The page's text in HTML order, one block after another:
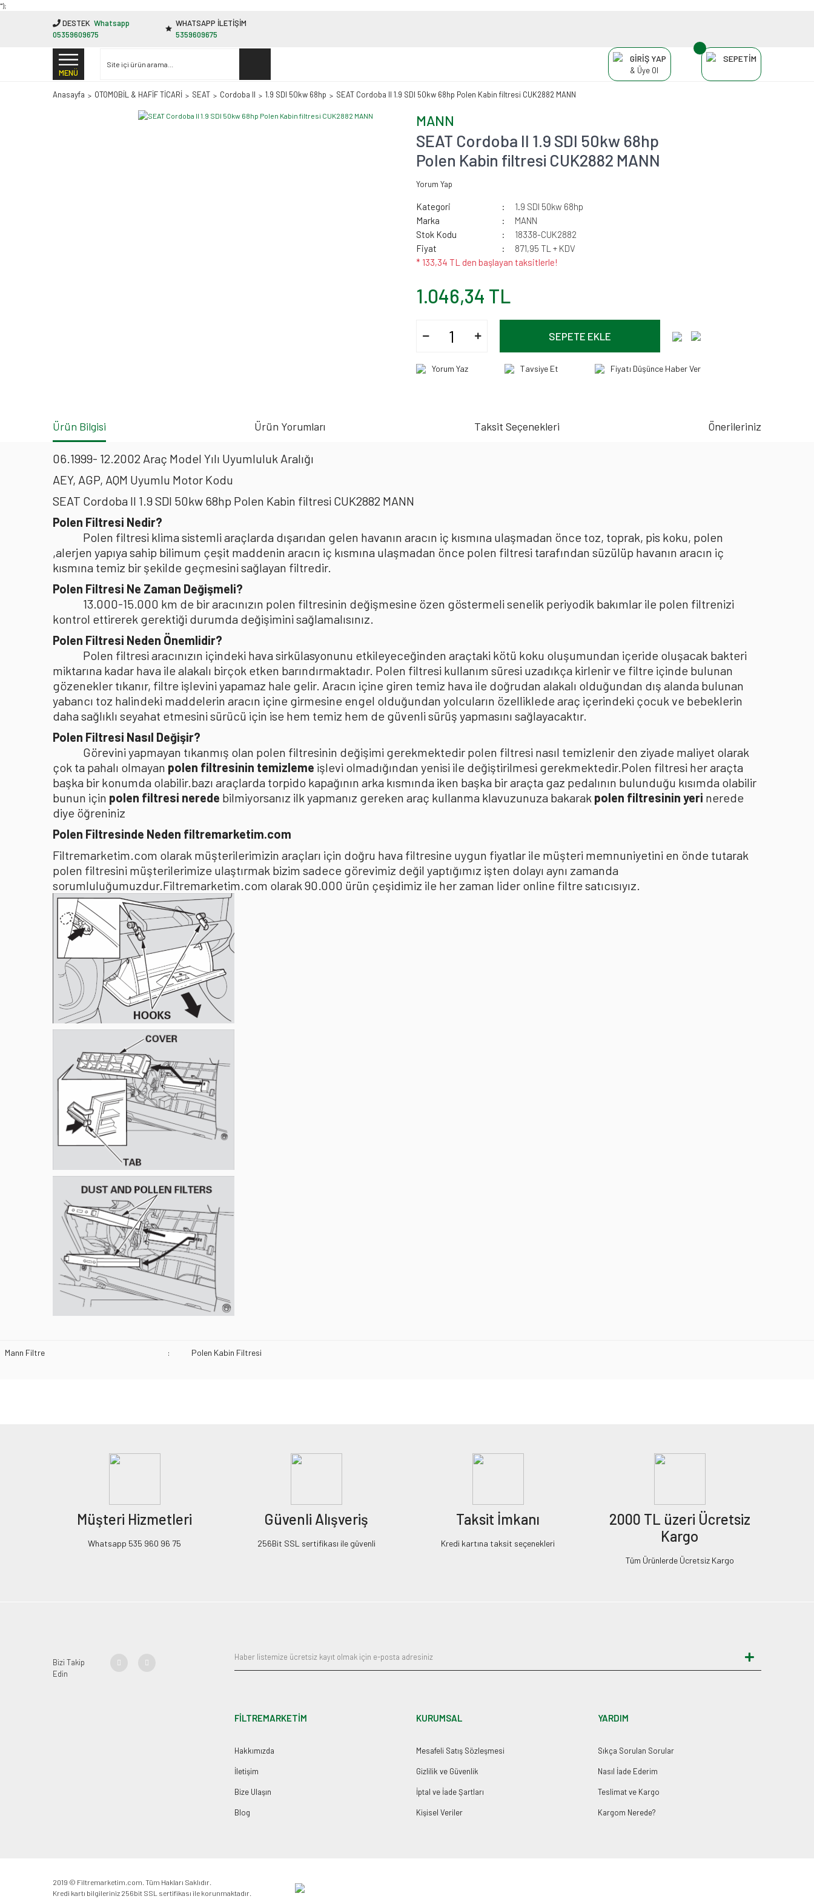
"');
DESTEK Whatsapp
05359609675
WHATSAPP İLETİŞİM
5359609675
MENÜ
GİRİŞ YAP
& Üye Ol
SEPETİM
Anasayfa OTOMOBİL & HAFİF TİCARİ SEAT Cordoba II 1.9 SDI 50kw 68hp SEAT Cordoba II 1.9 SDI 50kw 68hp Polen Kabin filtresi CUK2882 MANN
MANN
SEAT Cordoba II 1.9 SDI 50kw 68hp
Polen Kabin filtresi CUK2882 MANN
Yorum Yap
Kategori
1.9 SDI 50kw 68hp
Marka
MANN
Stok Kodu
18338-CUK2882
Fiyat
871,95 TL + KDV
* 133,34 TL den başlayan taksitlerle!
1.046,34 TL
SEPETE EKLE
Yorum Yaz Tavsiye Et Fiyatı Düşünce Haber Ver
Ürün Bilgisi Ürün Yorumları Taksit Seçenekleri Önerileriniz
06.1999- 12.2002 Araç Model Yılı Uyumluluk Aralığı
AEY, AGP, AQM Uyumlu Motor Kodu
SEAT Cordoba II 1.9 SDI 50kw 68hp Polen Kabin filtresi CUK2882 MANN
Polen Filtresi Nedir?
Polen filtresi klima sistemli araçlarda dışarıdan gelen havanın aracın iç kısmına ulaşmadan önce toz, toprak, pis koku, polen
,alerjen yapıya sahip bilimum çeşit maddenin aracın iç kısmına ulaşmadan önce polen filtresi tarafından süzülüp havanın aracın iç
kısmına temiz bir şekilde geçmesini sağlayan filtredir.
Polen Filtresi Ne Zaman Değişmeli?
13.000-15.000 km de bir aracınızın polen filtresinin değişmesine özen göstermeli senelik periyodik bakımlar ile polen filtrenizi
kontrol ettirerek gerektiği durumda değişimini sağlamalısınız.
Polen Filtresi Neden Önemlidir?
Polen filtresi aracınızın içindeki hava sirkülasyonunu etkileyeceğinden araçtaki kötü koku oluşumundan içeride oluşacak bakteri
miktarına kadar hava ile alakalı birçok etken barındırmaktadır. Polen filtresi kullanım süresi uzadıkça kirlenir ve filtre içinde bulunan
gözenekler tıkanır, filtre işlevini yapamaz hale gelir. Aracın içine giren temiz hava ile doğrudan alakalı olduğundan dış alanda bulunan
yabancı toz halindeki maddelerin aracın içine girmesine engel olduğundan yolcuların özelliklede araç içerindeki çocuk ve bebeklerin
daha sağlıklı seyahat etmesini sürücü için ise hem temiz hem de güvenli sürüş yapmasını sağlayacaktır.
Polen Filtresi Nasıl Değişir?
Görevini yapmayan tıkanmış olan polen filtresinin değişimi gerekmektedir polen filtresi nasıl temizlenir den ziyade maliyet olarak
çok ta pahalı olmayan polen filtresinin temizleme işlevi olmadığından yenisi ile değiştirilmesi gerekmektedir.Polen filtresi her araçta
başka bir konumda olabilir.bazı araçlarda torpido kapağının arka kısmında iken başka bir araçta gaz pedalının bulunduğu kısımda olabilir
bunun için polen filtresi nerede bilmiyorsanız ilk yapmanız gereken araç kullanma klavuzunuza bakarak polen filtresinin yeri nerede
diye öğreniniz
Polen Filtresinde Neden filtremarketim.com
Filtremarketim.com olarak müşterilerimizin araçları için doğru hava filtresine uygun fiyatlar ile müşteri memnuniyetini en önde tutarak
polen filtresini müşterilerimize ulaştırmak bizim sadece görevimiz değil yaptığımız işten dolayı aynı zamanda
sorumluluğumuzdur.Filtremarketim.com olarak 90.000 ürün çeşidimiz ile her zaman lider online filtre satıcısıyız.
Mann Filtre : Polen Kabin Filtresi
Müşteri Hizmetleri
Whatsapp 535 960 96 75
Güvenli Alışveriş
256Bit SSL sertifikası ile güvenli
Taksit İmkanı
Kredi kartına taksit seçenekleri
2000 TL üzeri Ücretsiz
Kargo
Tüm Ürünlerde Ücretsiz Kargo
Bizi Takip
Edin
FİLTREMARKETİM
Hakkımızda
İletişim
Bize Ulaşın
Blog
KURUMSAL
Mesafeli Satış Sözleşmesi
Gizlilik ve Güvenlik
İptal ve İade Şartları
Kişisel Veriler
YARDIM
Sıkça Sorulan Sorular
Nasıl İade Ederim
Teslimat ve Kargo
Kargom Nerede?
2019 © Filtremarketim.com. Tüm Hakları Saklıdır.
Kredi kartı bilgileriniz 256bit SSL sertifikası ile korunmaktadır.